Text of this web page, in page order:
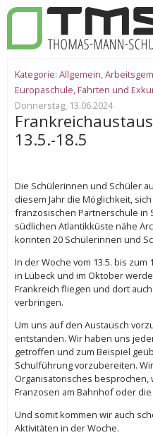
Kategorie: Allgemein,
Europaschule,Fahrten und
Donnerstag, 13.06.2024
13.5.-18.5
Die Schülerinnen und Schüler
diesem Jahr die Möglichkeit,
französischen Partnerschule in
südlichen Atlantikküste nähe
konnten 20 Schülerinnen und
In der Woche vom 13.5. bis
in Lübeck und im Oktober
Frankreich fliegen und dort
verbringen.
Um uns auf den Austausch
entstanden. Wir haben uns
getroffen und zum Beispiel
Schulführung vorzubereiten.
Organisatorisches
Franzosen am Bahnhof oder
Und somit kommen wir auch
Aktivitäten in der Woche.